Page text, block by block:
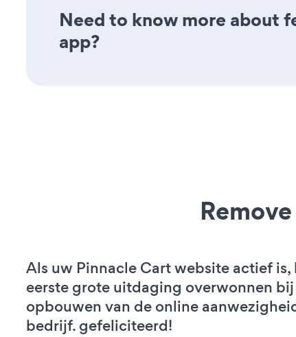
Need to know more about
app?
Als uw Pinnacle Cart website actief is,
eerste grote uitdaging overwonnen
opbouwen van de online
bedrijf. gefeliciteerd!